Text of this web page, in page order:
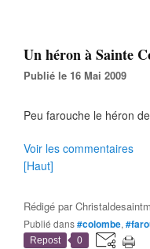
Un héron à Sainte
Publié le 16 Mai 2009
Peu farouche le héron
Voir les commentaires
[Haut]
Rédigé par
Publié dans#colombe,
Repost 0